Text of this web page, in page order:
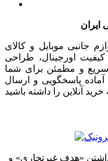
ایران
جانبی موبایل و کالای
اورجینال، طراحی
و مطمئن برای شما
پاسخگویی و ارسال
«هدف غیرتجاری» و